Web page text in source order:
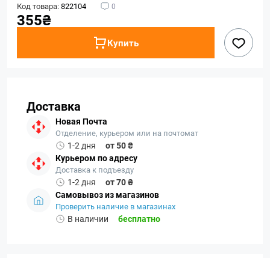
Код товара:822104 0
355₴
Купить
Доставка
Новая Почта
Отделение, курьером или на почтомат
1-2 дня
от 50 ₴
Курьером по адресу
Доставка к подъезду
1-2 дня
от 70 ₴
Самовывоз из магазинов
Проверить наличие в магазинах
В наличии бесплатно